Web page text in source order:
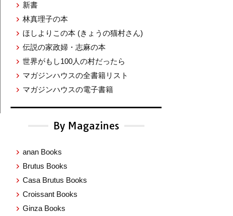
新書
林真理子の本
ほしよりこの本 (きょうの猫村さん)
伝説の家政婦・志麻の本
世界がもし100人の村だったら
マガジンハウスの全書籍リスト
マガジンハウスの電子書籍
By Magazines
anan Books
Brutus Books
Casa Brutus Books
Croissant Books
Ginza Books